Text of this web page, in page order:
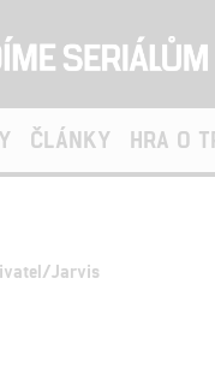
ČLÁNKY HRA O
Jarvis